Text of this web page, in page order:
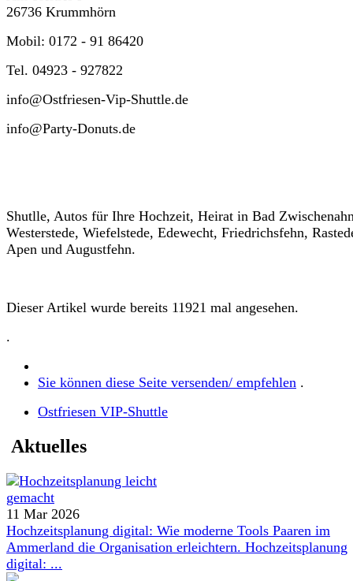
26736 Krummhörn
Mobil: 0172 - 91 86420
Tel. 04923 - 927822
info@Ostfriesen-Vip-Shuttle.de
info@Party-Donuts.de
Shutlle, Autos für Ihre Hochzeit, Heirat in Bad
Westerstede, Wiefelstede, Edewecht, Friedrichsfehn,
Apen und Augustfehn.
Dieser Artikel wurde bereits 11921 mal angesehen.
.
Sie können diese Seite versenden/ empfehlen .
Ostfriesen VIP-Shuttle
Aktuelles
11 Mar 2026
Hochzeitsplanung digital: Wie moderne Tools Paaren im
Ammerland die Organisation erleichtern. Hochzeitsplanung
digital: ...